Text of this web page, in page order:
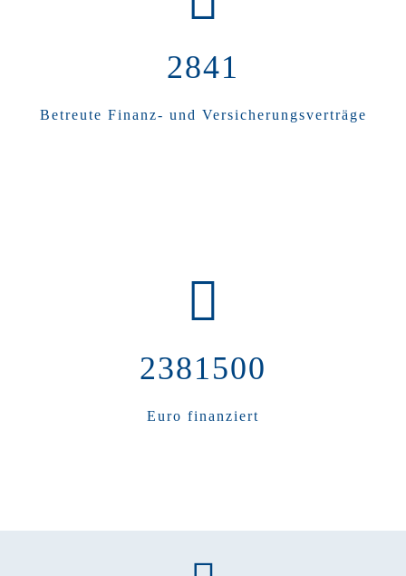
2841
Betreute Finanz- und Versicherungsverträge
2381500
Euro finanziert